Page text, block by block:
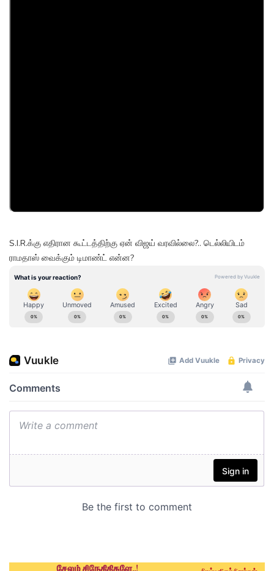
S.I.R.க்கு எதிரான கூட்டத்திற்கு ஏன் விஜய் வரவில்லை?.. டெல்லியிடம்
ராமதாஸ் வைக்கும் டிமாண்ட் என்ன?